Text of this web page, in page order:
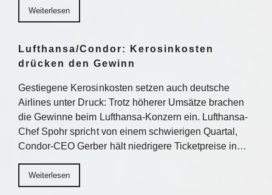
Weiterlesen
Lufthansa/Condor: Kerosinkosten
drücken den Gewinn
Gestiegene Kerosinkosten setzen auch deutsche
Airlines unter Druck: Trotz höherer Umsätze brachen
die Gewinne beim Lufthansa-Konzern ein. Lufthansa-
Chef Spohr spricht von einem schwierigen Quartal,
Condor-CEO Gerber hält niedrigere Ticketpreise in…
Weiterlesen